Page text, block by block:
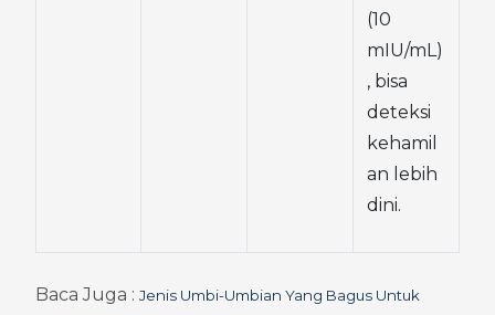
(10
mIU/mL)
, bisa
deteksi
kehamil
an lebih
dini.
Baca Juga : Jenis Umbi-Umbian Yang Bagus Untuk